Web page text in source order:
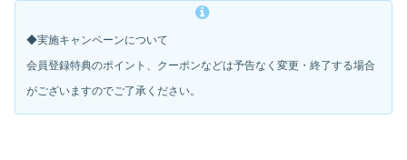
◆実施キャンペーンについて
会員登録特典のポイント、クーポンなどは予告なく変更・ 終了する場合
がございますのでご了承ください。